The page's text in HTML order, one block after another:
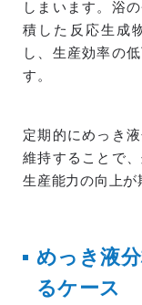
しまいます。浴
積した反応生成
し、生産効率の
す。
定期的にめっき
維持することで
生産能力の向上が
めっき液
るケース